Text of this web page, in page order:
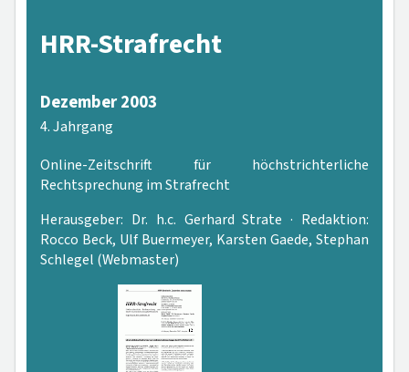
HRR-Strafrecht
Dezember 2003
4. Jahrgang
Online-Zeitschrift für höchstrichterliche
Rechtsprechung im Strafrecht
Herausgeber: Dr. h.c. Gerhard Strate · Redaktion:
Rocco Beck, Ulf Buermeyer, Karsten Gaede, Stephan
Schlegel (Webmaster)